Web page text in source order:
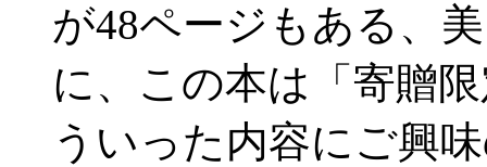
が48ページもある、
に、この本は「寄贈
ういった内容にご興